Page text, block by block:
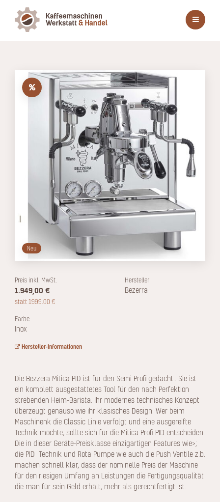
Neu
Preis inkl. MwSt.
1.949,00 €
statt 1999.00 €
Hersteller
Bezerra
Farbe
Inox
Hersteller-Informationen
Die Bezzera Mitica PID ist für den Semi Profi gedacht.. Sie ist
ein komplett ausgestattetes Tool für den nach Perfektion
strebenden Heim-Barista. Ihr modernes technisches Konzept
überzeugt genauso wie ihr klasisches Design. Wer beim
Maschinenk die Classic Linie verfolgt und eine ausgereifte
Technik möchte, sollte sich für die Mitica Profi PID entscheiden.
Die in dieser Geräte-Preisklasse einzigartigen Features wie>;
die PID Technik und Rota Pumpe wie auch die Push Ventile z.b.
machen schnell klar, dass der nominelle Preis der Maschine
für den riesigen Umfang an Leistungen die Fertigungsqualität
die man für sein Geld erhält, mehr als gerechtfertigt ist.